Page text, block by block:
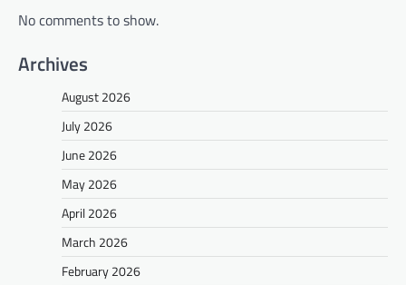
No comments to show.
Archives
August 2026
July 2026
June 2026
May 2026
April 2026
March 2026
February 2026